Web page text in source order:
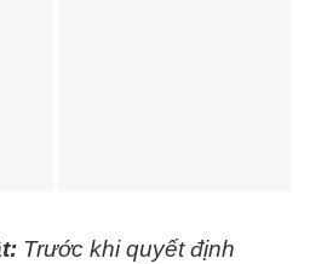
Trước khi quyết định